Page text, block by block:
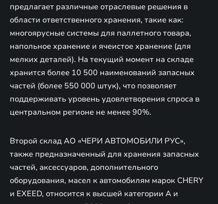
предлагает различные отраслевые решения в
области ответственного хранения, такие как:
многоярусные системы для паллетного товара,
напольное хранение и ячеистое хранение (для
мелких деталей). На текущий момент на складе
хранится более 10 500 наименований запасных
частей (более 550 000 штук), что позволяет
поддерживать уровень удовлетворения спроса в
центральном регионе не менее 90%.
Второй склад АО «ЧЕРИ АВТОМОБИЛИ РУС»,
также предназначенный для хранения запасных
частей, аксессуаров, дополнительного
оборудования, масел к автомобилям марок CHERY
и EXEED, относится к высшей категории A и